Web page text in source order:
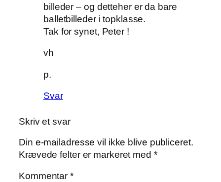
billeder – og detteher er da bare
balletbilleder i topklasse.
Tak for synet, Peter !
vh
p.
Svar
Skriv et svar
Din e-mailadresse vil ikke blive publiceret.
Krævede felter er markeret med *
Kommentar*